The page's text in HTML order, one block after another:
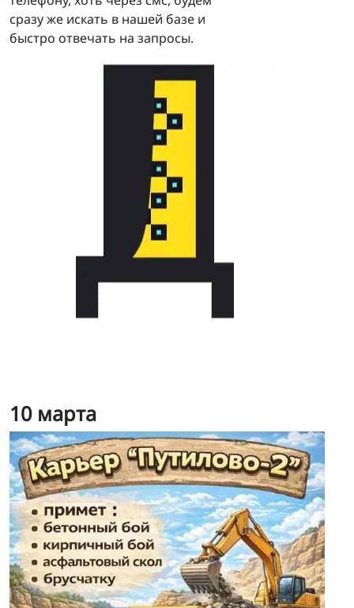
сразу же искать в нашей базе и
быстро отвечать на запросы.
10 марта